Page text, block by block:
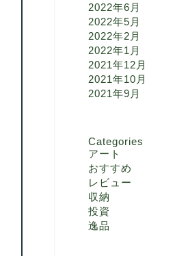
2022年6月
2022年5月
2022年2月
2022年1月
2021年12月
2021年10月
2021年9月
Categories
アート
おすすめ
レビュー
収納
投資
逸品